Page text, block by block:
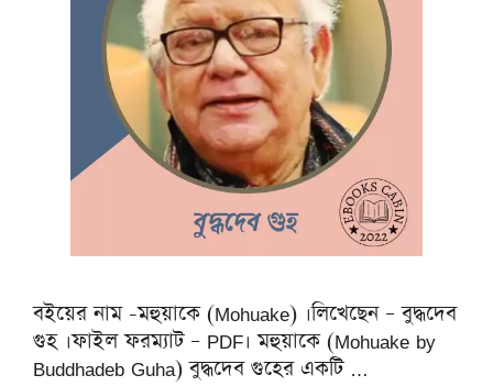
বইয়ের নাম -মহুয়াকে (Mohuake) ।লিখেছেন – বুদ্ধদেব
গুহ ।ফাইল ফরম্যাট – PDF। মহুয়াকে (Mohuake by
Buddhadeb Guha) বুদ্ধদেব গুহের একটি …